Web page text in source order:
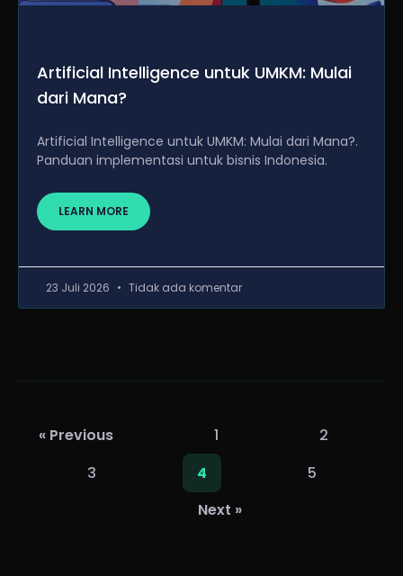
Artificial Intelligence untuk UMKM: Mulai
dari Mana?
Artificial Intelligence untuk UMKM: Mulai dari Mana?.
Panduan implementasi untuk bisnis Indonesia.
LEARN MORE
23 Juli 2026 Tidak ada komentar
« Previous 1
2
3
4
5
Next »